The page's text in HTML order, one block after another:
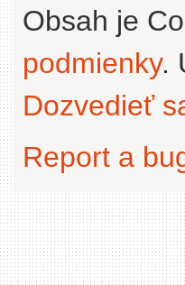
Obsah je
podmienky.
Dozvedieť
Report a